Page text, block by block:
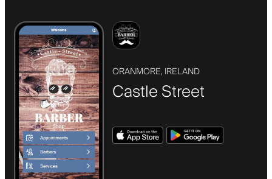
ORANMORE, IRELAND
Castle Street